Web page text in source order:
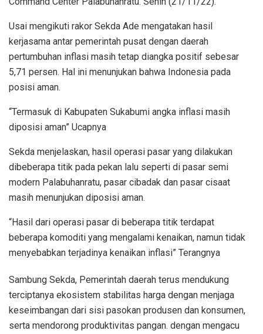
Usai mengikuti rakor Sekda Ade mengatakan hasil
kerjasama antar pemerintah pusat dengan daerah
pertumbuhan inflasi masih tetap diangka positif sebesar
5,71 persen. Hal ini menunjukan bahwa Indonesia pada
posisi aman.
“Termasuk di Kabupaten Sukabumi angka inflasi masih
diposisi aman” Ucapnya
Sekda menjelaskan, hasil operasi pasar yang dilakukan
dibeberapa titik pada pekan lalu seperti di pasar semi
modern Palabuhanratu, pasar cibadak dan pasar cisaat
masih menunjukan diposisi aman.
“Hasil dari operasi pasar di beberapa titik terdapat
beberapa komoditi yang mengalami kenaikan, namun tidak
menyebabkan terjadinya kenaikan inflasi” Terangnya
Sambung Sekda, Pemerintah daerah terus mendukung
terciptanya ekosistem stabilitas harga dengan menjaga
keseimbangan dari sisi pasokan produsen dan konsumen,
serta mendorong produktivitas pangan. dengan mengacu